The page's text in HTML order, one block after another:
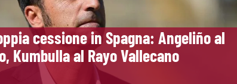
cessione in Spagna: Angeliño al
Kumbulla al Rayo Vallecano